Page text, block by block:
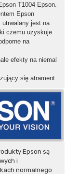
T1004 Epson.
Epson
jest na
czemu uzyskuje
na
efekty na niemal
się atrament.
Epson są
i
normalnego